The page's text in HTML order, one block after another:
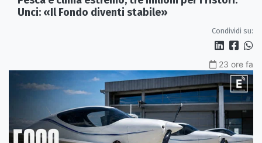
Unci: «Il Fondo diventi stabile»
Condividi su:
23 ore fa